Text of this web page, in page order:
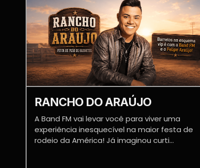
RANCHO DO ARAÚJO
A Band FM vai levar você para viver uma
experiência inesquecível na maior festa de
rodeio da América! Já imaginou curti...